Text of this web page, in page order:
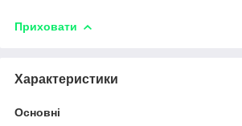
Приховати
Характеристики
Основні